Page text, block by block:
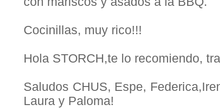
Cocinillas, muy rico!!!
Hola STORCH,te lo recomiendo,
Saludos CHUS, Espe,
Laura y Paloma!